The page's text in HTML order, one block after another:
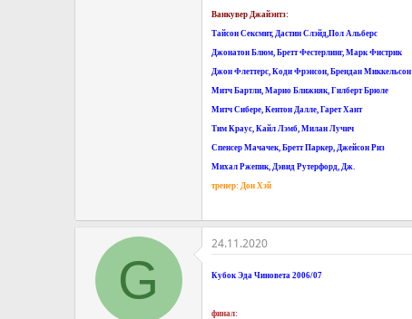
Ванкувер Джайэнтз:
Тайсон Сексмит, Дастин Слэйд,Пол Альберс
Джонатон Блюм, Бретт Фестерлинг, Марк Фистрик
Джон Флеттерс, Коди Фрэнсон, Брендан Миккельсон
Митч Бартли, Марио Ближняк, Гилберт Брюле
Митч Сибере, Кентон Далле, Гарет Хант
Тим Краус, Кайл Лэмб, Милан Лучич
Спенсер Мачачек, Бретт Паркер, Джейсон Риз
Михал Ржепик, Дэвид Рутерфорд, Дж.
тренер: Дон Хэй
G
24.11.2020
Кубок Эда Чиновета 2006/07
финал: